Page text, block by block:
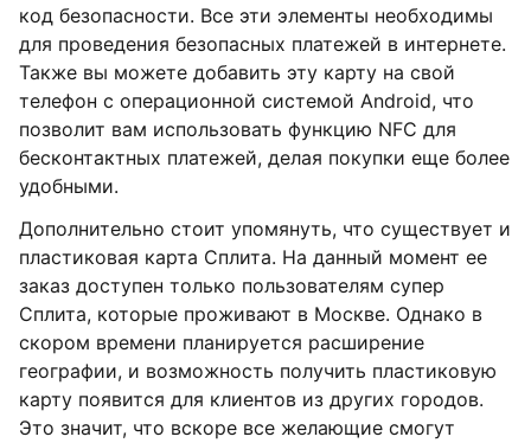
код безопасности. Все эти элементы необходимы
для проведения безопасных платежей в интернете.
Также вы можете добавить эту карту на свой
телефон с операционной системой Android, что
позволит вам использовать функцию NFC для
бесконтактных платежей, делая покупки еще более
удобными.
Дополнительно стоит упомянуть, что существует и
пластиковая карта Сплита. На данный момент ее
заказ доступен только пользователям супер
Сплита, которые проживают в Москве. Однако в
скором времени планируется расширение
географии, и возможность получить пластиковую
карту появится для клиентов из других городов.
Это значит, что вскоре все желающие смогут